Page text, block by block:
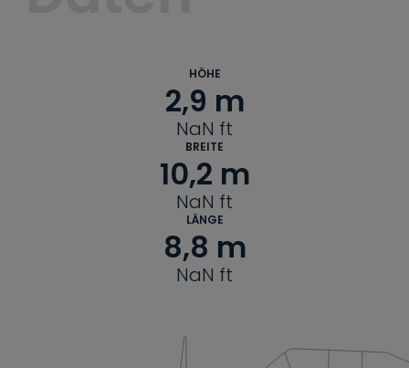
HÖHE
2,9
NaN ft
BREITE
10,2
NaN ft
LÄNGE
8,8
NaN ft